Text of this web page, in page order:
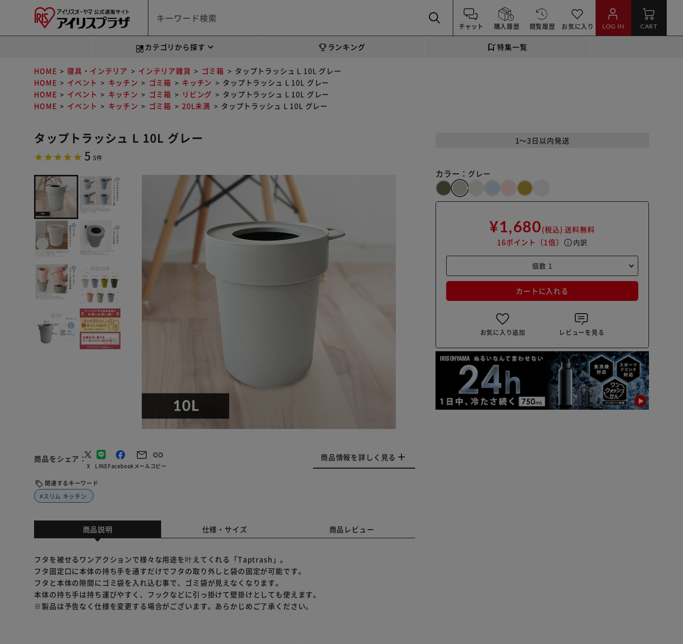
チャット 購入履歴 閲覧履歴 お気に入り LOG IN CART
カテゴリから探す ランキング 特集一覧
HOME 寝具・インテリア インテリア雑貨 ゴミ箱
タップトラッシュ L 10L グレー
HOME
イベント キッチン ゴミ箱 キッチン
タップトラッシュ L 10L グレー
HOME
イベント キッチン ゴミ箱 リビング
タップトラッシュ L 10L グレー
HOME
イベント キッチン ゴミ箱 20L未満 タップトラッシュ L 10L グレー
タップトラッシュ L 10L グレー
5 5件
商品をシェア
X LINEFacebookメールコピー
商品情報を詳しく見る
関連するキーワード
#スリム キッチン
1～3日以内発送
カラー： グレー
¥1,680(税込) 送料無料
16ポイント （1倍） info 内訳
カートに入れる
お気に入り追加 レビューを見る
商品説明 仕様・サイズ 商品レビュー
フタを被せるワンアクションで様々な用途を叶えてくれる「Taptrash」。
フタ固定口に本体の持ち手を通すだけでフタの取り外しと袋の固定が可能です。
フタと本体の隙間にゴミ袋を入れ込む事で、ゴミ袋が見えなくなります。
本体の持ち手は持ち運びやすく、フックなどに引っ掛けて壁掛けとしても使えます。
※製品は予告なく仕様を変更する場合がございます。あらかじめご了承ください。